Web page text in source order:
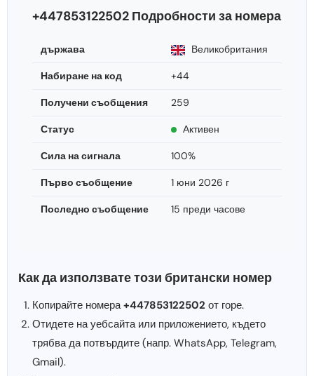
+447853122502 Подробности за номера
държава Великобритания
Набиране на код +44
Получени съобщения 259
Статус Активен
Сила на сигнала 100%
Първо съобщение 1 юни 2026 г
Последно съобщение 15 преди часове
Как да използвате този британски номер
Копирайте номера+447853122502 от горе.
Отидете на уебсайта или приложението, където
трябва да потвърдите (напр. WhatsApp, Telegram,
Gmail).